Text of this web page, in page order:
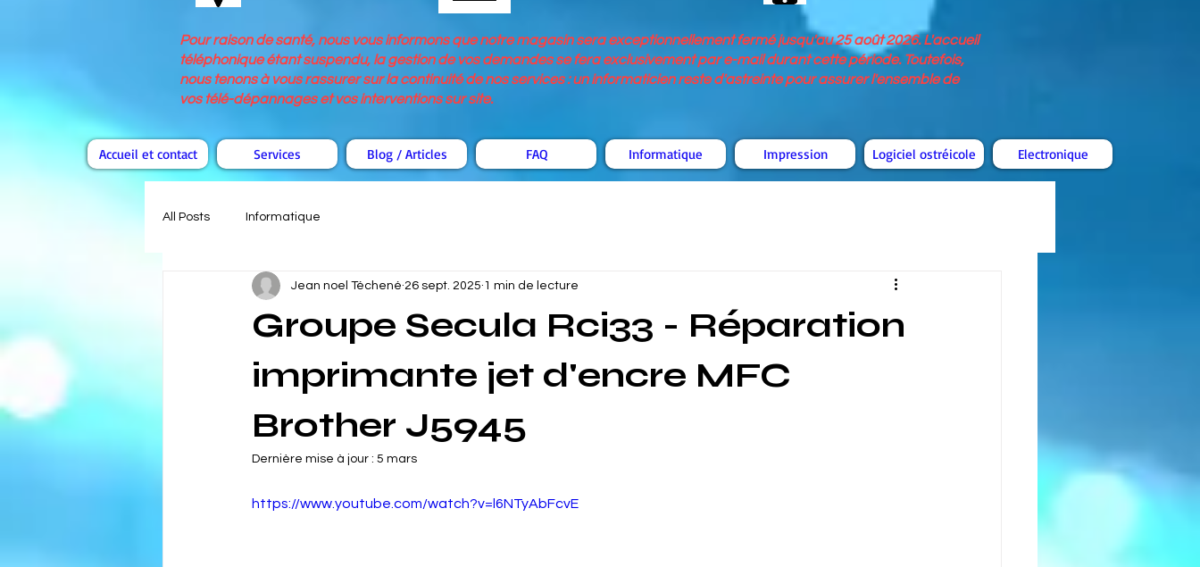
Pour raison de santé, nous vous informons que notre magasin sera exceptionnellement fermé jusqu'au 25 août 2026. L'accueil
téléphonique étant suspendu, la gestion de vos demandes se fera exclusivement par e-mail durant cette période. Toutefois,
nous tenons à vous rassurer sur la continuité de nos services : un informaticien reste d'astreinte pour assurer l'ensemble de
vos télé-dépannages et vos interventions sur site.
Accueil et contact Services Blog / Articles FAQ Informatique Impression Logiciel ostréicole Electronique
All Posts Informatique
Groupe Secula Rci33 - Réparation
imprimante jet d'encre MFC
Brother J5945
Jean noel Téchené 26 sept. 2025 1 min de lecture
Dernière mise à jour : 5 mars
https://www.youtube.com/watch?v=l6NTyAbFcvE